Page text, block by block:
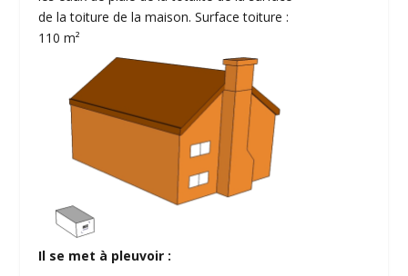
de la toiture de la maison. Surface toiture :
110 m²
Il se met à pleuvoir :